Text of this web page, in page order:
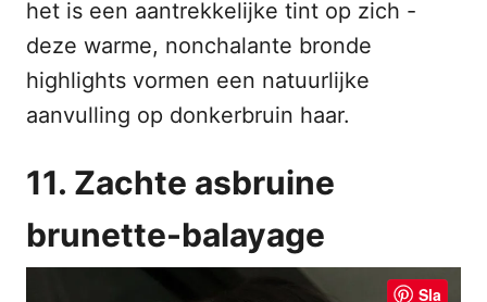
het is een aantrekkelijke tint op zich -
deze warme, nonchalante bronde
highlights vormen een natuurlijke
aanvulling op donkerbruin haar.
11. Zachte asbruine
brunette-balayage
Sla